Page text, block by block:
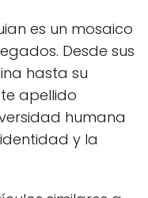
es un mosaico
Desde sus
hasta su
apellido
humana
y la